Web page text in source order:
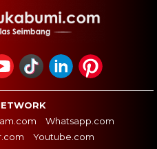
Whatsapp.com
Youtube.com